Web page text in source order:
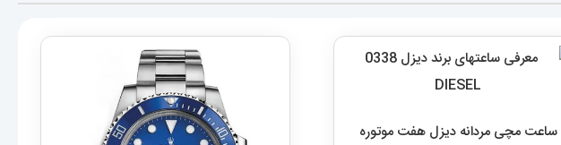
ساعت مچی مردانه دیزل هفت موتوره